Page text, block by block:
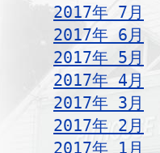
2017年 7月
2017年 6月
2017年 5月
2017年 4月
2017年 3月
2017年 2月
2017年 1月